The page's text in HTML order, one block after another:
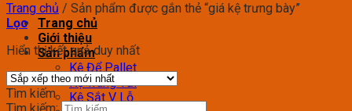
Trang chủ
Giới thiệu
Sản phẩm
Kệ Để Pallet
Kệ Trung Tải
Kệ Sắt V Lỗ
Trang chủ / Sản phẩm được gắn thẻ “giá kệ trưng bày”
Lọc
Hiển thị kết quả duy nhất
Tìm kiếm